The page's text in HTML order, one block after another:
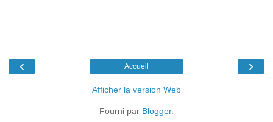
‹ ›
Accueil
Afficher la version Web
Fourni par Blogger.